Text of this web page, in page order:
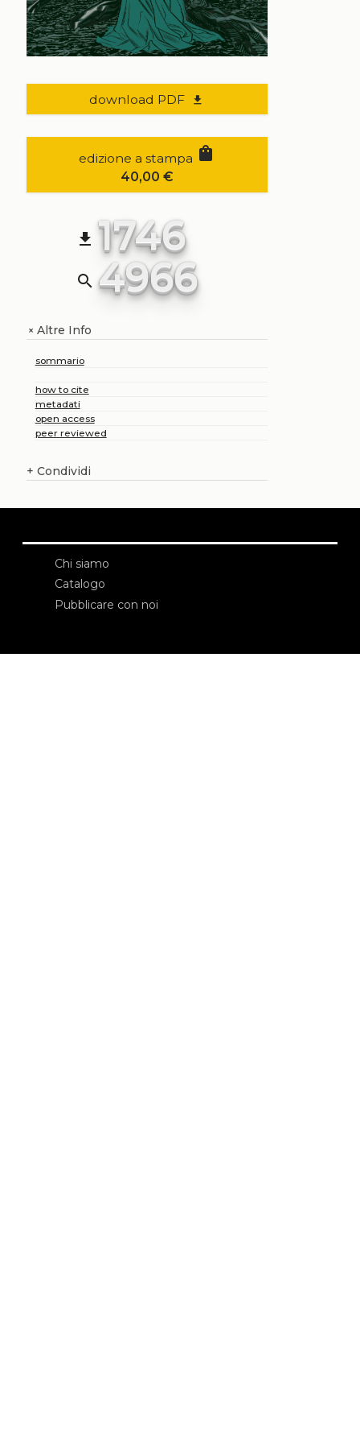
download PDF file_download
edizione a stampa shopping_bag
40,00 €
file_download 1746
search 4966
+Altre Info
sommario
how to cite
metadati
open access
peer reviewed
+ Condividi
Chi siamo
Catalogo
Pubblicare con noi